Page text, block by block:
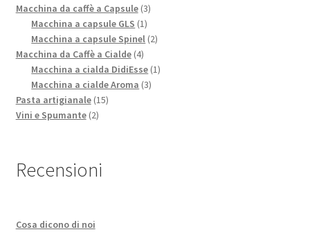
prodotti
Macchina da caffè a Capsule 33
Macchina a capsule GLS 11
prodotto
Macchina a capsule Spinel 22
Macchina da Caffè a Cialde 44
prodotti
Macchina a cialda DidiEsse 11
Macchina a cialde Aroma 33
Pasta artigianale 1515
Vini e Spumante 22
Recensioni
Cosa dicono di noi